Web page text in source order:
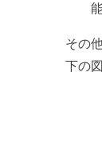
その
下の